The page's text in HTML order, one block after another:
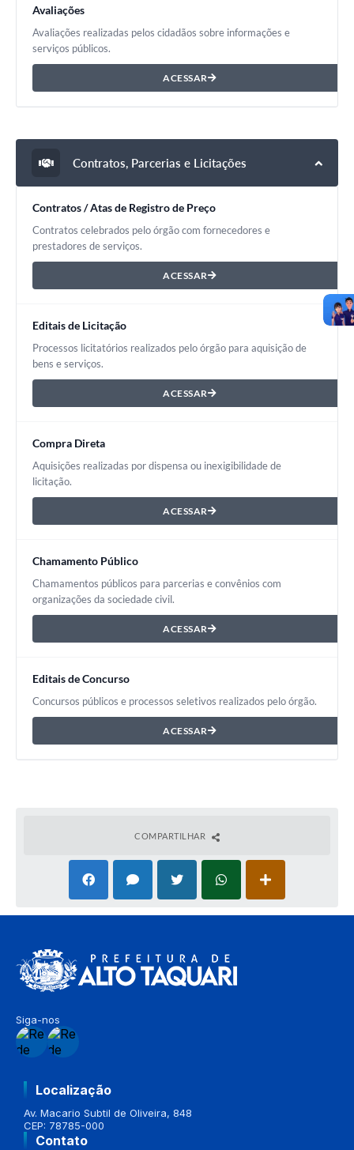
Avaliações
Avaliações realizadas pelos cidadãos sobre informações e
serviços públicos.
ACESSAR
Contratos, Parcerias e Licitações
Contratos / Atas de Registro de Preço
Contratos celebrados pelo órgão com fornecedores e
prestadores de serviços.
ACESSAR
Editais de Licitação
Processos licitatórios realizados pelo órgão para aquisição de
bens e serviços.
ACESSAR
Compra Direta
Aquisições realizadas por dispensa ou inexigibilidade de
licitação.
ACESSAR
Chamamento Público
Chamamentos públicos para parcerias e convênios com
organizações da sociedade civil.
ACESSAR
Editais de Concurso
Concursos públicos e processos seletivos realizados pelo órgão.
ACESSAR
COMPARTILHAR
Siga-nos
Localização
Av. Macario Subtil de Oliveira, 848
CEP: 78785-000
Contato